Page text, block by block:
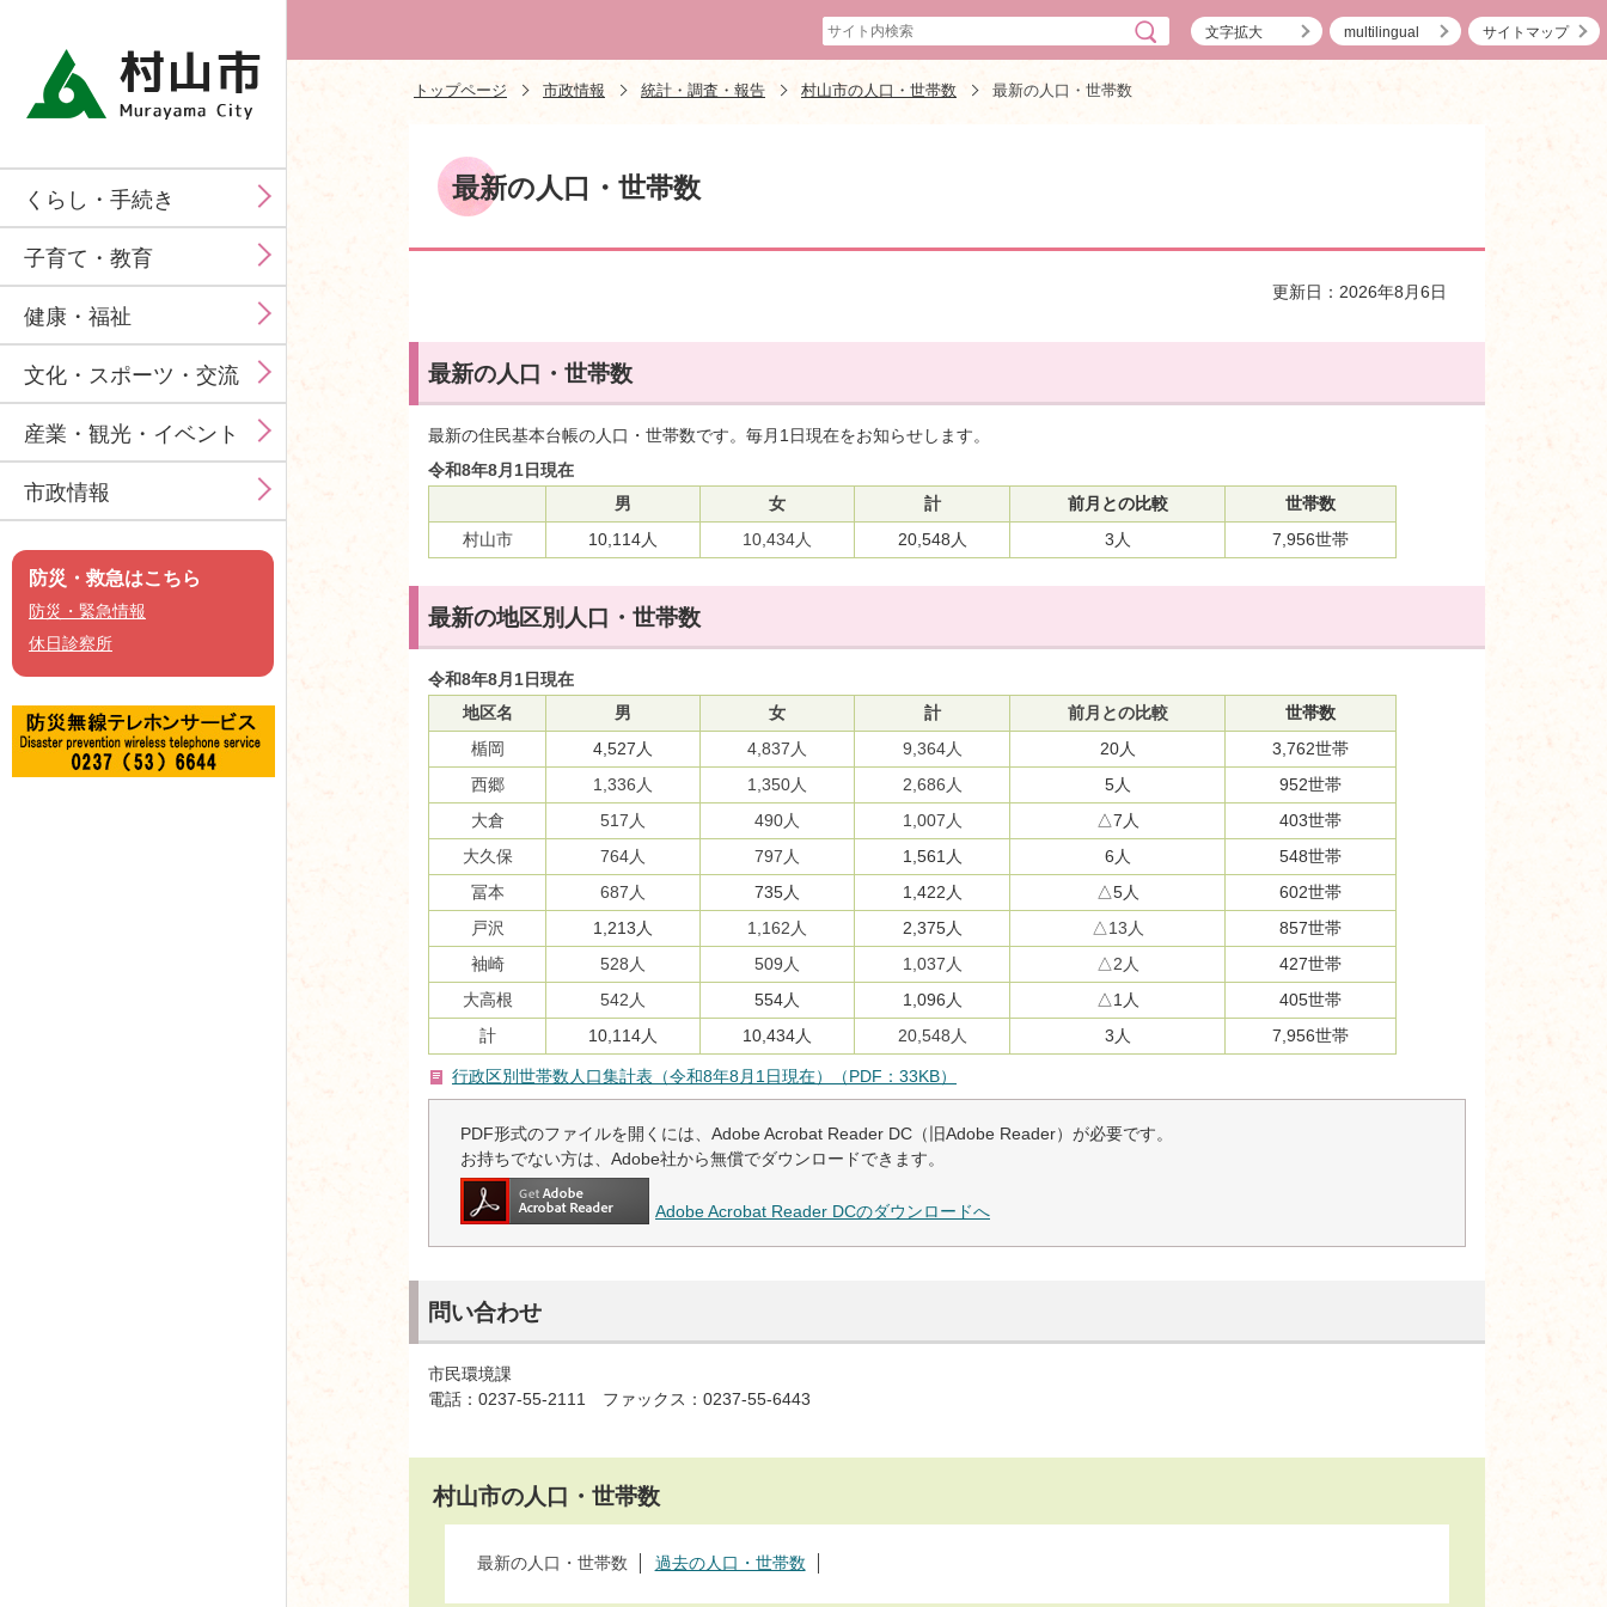
くらし・手続き
子育て・教育
健康・福祉
文化・スポーツ・交流
産業・観光・イベント
市政情報
防災・救急はこちら
防災・緊急情報
休日診察所
文字拡大 multilingual サイトマップ
トップページ 市政情報 統計・調査・報告 村山市の人口・世帯数 最新の人口・世帯数
最新の人口・世帯数
更新日：2026年8月6日
最新の人口・世帯数
最新の住民基本台帳の人口・世帯数です。毎月1日現在をお知らせします。
令和8年8月1日現在
男 女 計 前月との比較
世帯数
村山市
10,114人 10,434人 20,548人 3人 7,956世帯
最新の地区別人口・世帯数
令和8年8月1日現在
地区名 男 女 計 前月との比較
世帯数
楯岡
4,527人 4,837人 9,364人 20人
3,762世帯
西郷
1,336人 1,350人 2,686人 5人
952世帯
大倉
517人 490人 1,007人 △7人
403世帯
大久保
764人 797人 1,561人 6人
548世帯
冨本
687人 735人 1,422人 △5人
602世帯
戸沢
1,213人 1,162人 2,375人 △13人
857世帯
袖崎
528人 509人 1,037人 △2人
427世帯
大高根
542人 554人 1,096人 △1人
405世帯
計
10,114人 10,434人 20,548人 3人 7,956世帯
行政区別世帯数人口集計表（令和8年8月1日現在）（PDF：33KB）
PDF形式のファイルを開くには、Adobe Acrobat Reader DC（旧Adobe Reader）が必要です。
お持ちでない方は、Adobe社から無償でダウンロードできます。
Adobe Acrobat Reader DCのダウンロードへ
問い合わせ
市民環境課
電話：0237-55-2111 ファックス：0237-55-6443
村山市の人口・世帯数
最新の人口・世帯数 過去の人口・世帯数